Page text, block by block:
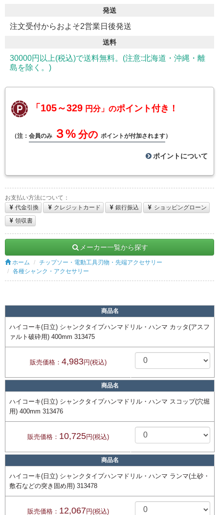
発送
注文受付からおよそ2営業日後発送
送料
30000円以上(税込)で送料無料。(注意:北海道・沖縄・離
島を除く。)
「105～329 円分」のポイント付き！
（注： 会員のみ ３% 分の ポイントが付加されます）
ポイントについて
お支払い方法について：
代金引換
クレジットカード 銀行振込
ショッピングローン
領収書
メーカー一覧から探す
ホーム
チップソー・電動工具刃物・先端アクセサリー
各種シャンク・アクセサリー
商品名
ハイコーキ(日立) シャンクタイプハンマドリル・ハンマ カッタ(アスフ
ァルト破砕用) 400mm 313475
販売価格： 4,983円(税込)
商品名
ハイコーキ(日立) シャンクタイプハンマドリル・ハンマ スコップ(穴堀
用) 400mm 313476
販売価格： 10,725円(税込)
商品名
ハイコーキ(日立) シャンクタイプハンマドリル・ハンマ ランマ(土砂・
敷石などの突き固め用) 313478
販売価格： 12,067円(税込)